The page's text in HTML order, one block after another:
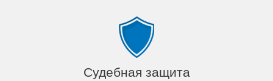
Судебная защита